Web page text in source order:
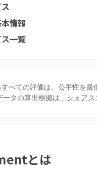
情報
一覧
すべての評価は、公平性を
ータの算出根拠は 「シェア
とは